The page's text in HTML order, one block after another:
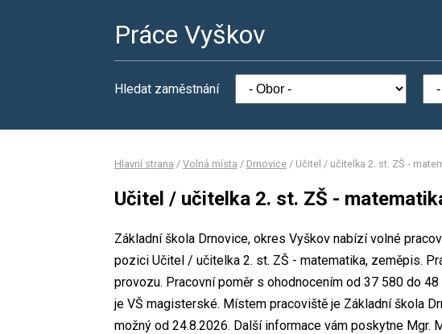
Práce Vyškov
Hledat zaměstnání
Hlavní strana / Volná místa / Drnovice / Učitel / učitelka 2. st. ZŠ -
Učitel / učitelka 2. st. ZŠ -
Základní škola Drnovice, okres Vyškov nabízí volné
pozici Učitel / učitelka 2. st. ZŠ - matematika, zeměpis.
provozu. Pracovní poměr s ohodnocením od 37 580 do
je VŠ magisterské. Místem pracoviště je Základní škola
možný od 24.8.2026. Další informace vám poskytne Mgr.